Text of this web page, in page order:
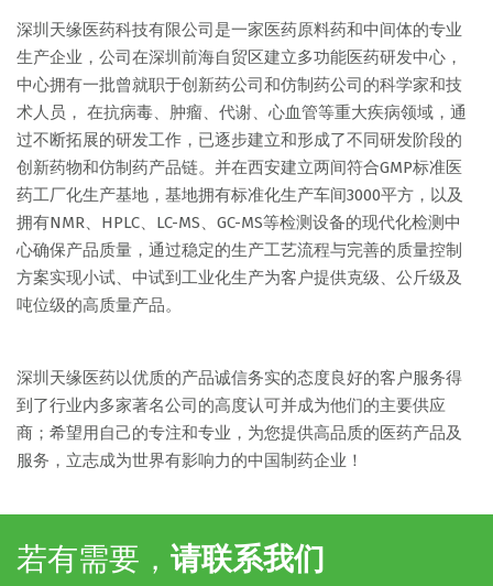
深圳天缘医药科技有限公司是一家医药原料药和中间体的专业
生产企业，公司在深圳前海自贸区建立多功能医药研发中心，
中心拥有一批曾就职于创新药公司和仿制药公司的科学家和技
术人员， 在抗病毒、肿瘤、代谢、心血管等重大疾病领域，通
过不断拓展的研发工作，已逐步建立和形成了不同研发阶段的
创新药物和仿制药产品链。并在西安建立两间符合GMP标准医
药工厂化生产基地，基地拥有标准化生产车间3000平方，以及
拥有NMR、HPLC、LC-MS、GC-MS等检测设备的现代化检测中
心确保产品质量，通过稳定的生产工艺流程与完善的质量控制
方案实现小试、中试到工业化生产为客户提供克级、公斤级及
吨位级的高质量产品。
深圳天缘医药以优质的产品诚信务实的态度良好的客户服务得
到了行业内多家著名公司的高度认可并成为他们的主要供应
商；希望用自己的专注和专业，为您提供高品质的医药产品及
服务，立志成为世界有影响力的中国制药企业！
若有需要， 请联系我们